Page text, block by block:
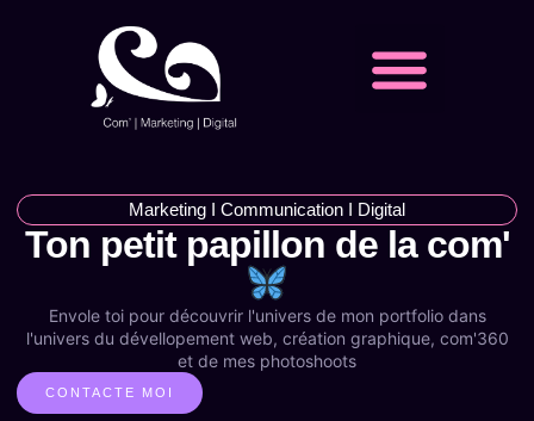
Marketing I Communication I Digital
Ton petit papillon de la com'
Envole toi pour découvrir l'univers de mon portfolio dans
l'univers du dévellopement web, création graphique, com'360
et de mes photoshoots
CONTACTE MOI